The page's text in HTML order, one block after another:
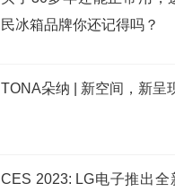
民冰箱品牌你还记得吗？
TONA朵纳 | 新空间，新呈
CES 2023: LG电子推出全